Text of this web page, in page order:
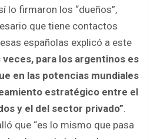
lo firmaron los “dueños”,
que tiene contactos
españolas explicó a este
veces, para los argentinos es
en las potencias mundiales
estratégico entre el
y el del sector privado”.
que “es lo mismo que pasa